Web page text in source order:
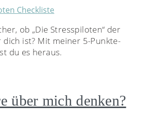
ob „Die Stresspiloten“ der
ist? Mit meiner 5-Punkte-
du es heraus.
über mich denken?